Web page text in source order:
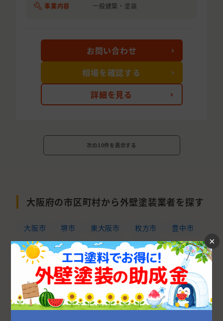
事業内容 一般建築・塗装
詳細を見る
お問い合わせ
相場を確認する
次の10件を表示する
大阪府の市区町村から外壁塗装業者を探す
大阪市 堺市 東大阪市 枚方市
豊中市
高槻市
吹田市 八尾市
寝屋川市
茨木市
和泉市 岸和田市
箕面市
羽曳野市
泉南郡 守口市
松原市
河内長野市
大東市 池田市
泉佐野市
×